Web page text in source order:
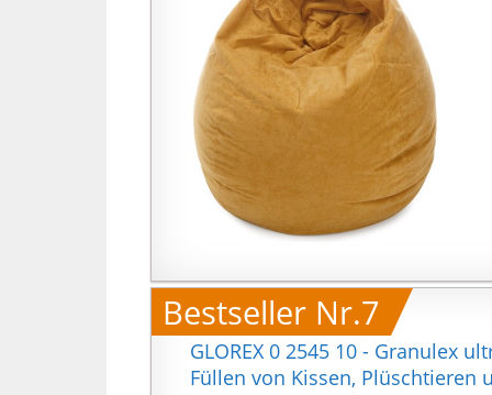
Bestseller Nr.7
GLOREX 0 2545 10 - Granulex
Füllen von Kissen, Plüschtieren